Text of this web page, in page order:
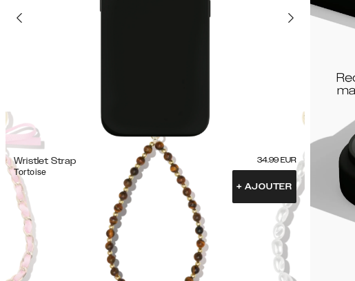
Wristlet Strap
Tortoise
34.99 EUR
+ AJOUTER